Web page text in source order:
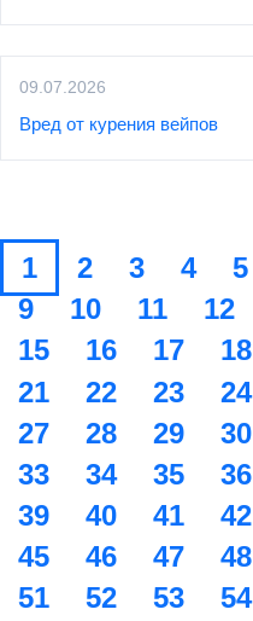
09.07.2026
Вред от курения вейпов
1 2 3 4 5
9
10 11 12
15
16 17 18
21
22 23 24
27
28 29 30
33
34 35 36
39
40 41 42
45
46 47 48
51
52 53 54